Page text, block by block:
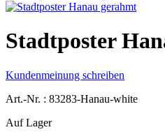
Stadtposter
Kundenmeinung schreiben
Art.-Nr. : 83283-Hanau-white
Auf Lager